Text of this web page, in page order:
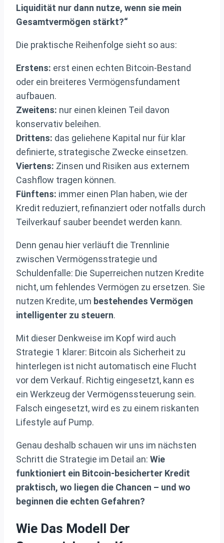
Liquidität nur dann nutze, wenn sie mein
Gesamtvermögen stärkt?“
Die praktische Reihenfolge sieht so aus:
Erstens: erst einen echten Bitcoin-Bestand
oder ein breiteres Vermögensfundament
aufbauen.
Zweitens: nur einen kleinen Teil davon
konservativ beleihen.
Drittens: das geliehene Kapital nur für klar
definierte, strategische Zwecke einsetzen.
Viertens: Zinsen und Risiken aus externem
Cashflow tragen können.
Fünftens: immer einen Plan haben, wie der
Kredit reduziert, refinanziert oder notfalls durch
Teilverkauf sauber beendet werden kann.
Denn genau hier verläuft die Trennlinie
zwischen Vermögensstrategie und
Schuldenfalle: Die Superreichen nutzen Kredite
nicht, um fehlendes Vermögen zu ersetzen. Sie
nutzen Kredite, um bestehendes Vermögen
intelligenter zu steuern.
Mit dieser Denkweise im Kopf wird auch
Strategie 1 klarer: Bitcoin als Sicherheit zu
hinterlegen ist nicht automatisch eine Flucht
vor dem Verkauf. Richtig eingesetzt, kann es
ein Werkzeug der Vermögenssteuerung sein.
Falsch eingesetzt, wird es zu einem riskanten
Lifestyle auf Pump.
Genau deshalb schauen wir uns im nächsten
Schritt die Strategie im Detail an: Wie
funktioniert ein Bitcoin-besicherter Kredit
praktisch, wo liegen die Chancen – und wo
beginnen die echten Gefahren?
Wie Das Modell Der